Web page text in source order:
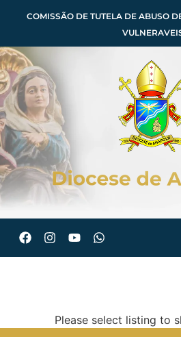
COMISSÃO DE TUTELA DE ABUSO
Please select listing to